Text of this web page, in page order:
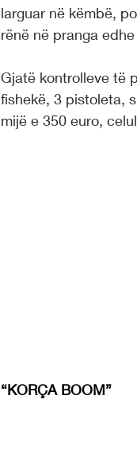
larguar në këmbë,
rënë në pranga
Gjatë kontrolleve të
fishekë, 3 pistoleta,
mijë e 350 euro,
“KORÇA BOOM”